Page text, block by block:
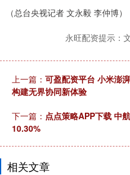
（总台央视记者 文永毅 李仲博）
永旺配资提示：
上一篇： 可盈配资平台 小米澎
构建无界协同新体验
下一篇： 点点策略APP下载 中
10.30%
相关文章